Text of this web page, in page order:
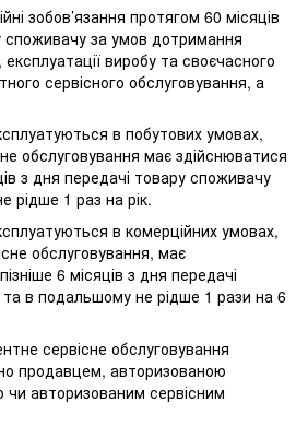
зобов’язання протягом 60 місяців
споживачу за умов дотримання
виробу та своєчасного
сервісного обслуговування, а
в побутових умовах,
обслуговування має здійснюватися
з дня передачі товару споживачу
рідше 1 раз на рік.
в комерційних умовах,
обслуговування, має
6 місяців з дня передачі
в подальшому не рідше 1 рази на 6
сервісне обслуговування
продавцем, авторизованою
авторизованим сервісним